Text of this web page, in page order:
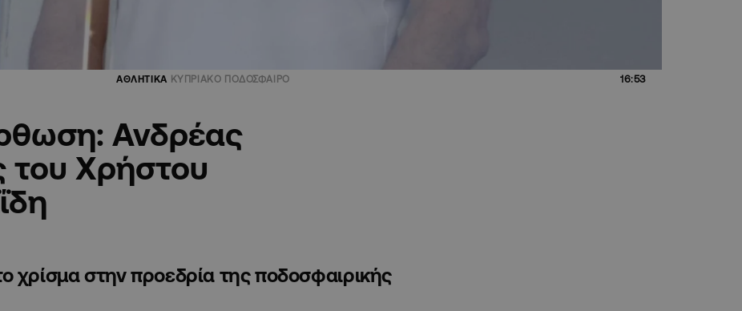
ΑΘΛΗΤΙΚΑ ΚΥΠΡΙΑΚΟ ΠΟΔΟΣΦΑΙΡΟ 16:53
Ανδρέας
του Χρήστου
χρίσμα στην προεδρία της ποδοσφαιρικής